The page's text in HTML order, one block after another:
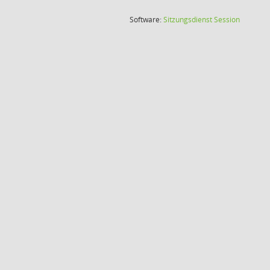
Software:SitzungsdienstSession(Wird in